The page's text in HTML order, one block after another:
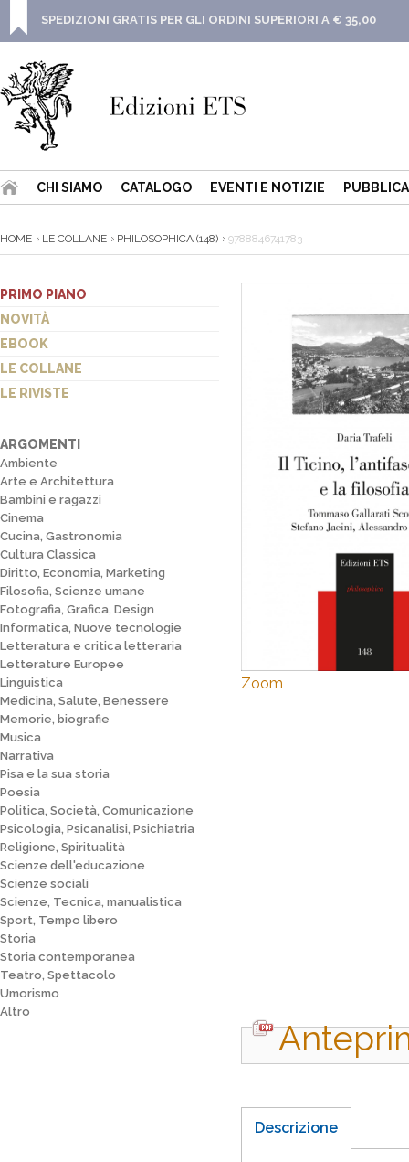
SPEDIZIONI GRATIS PER GLI ORDINI SUPERIORI A € 35,00
CHI SIAMO CATALOGO EVENTI E NOTIZIE
HOME LE COLLANE PHILOSOPHICA (148) 9788846741783
PRIMO PIANO
NOVITÀ
EBOOK
LE COLLANE
LE RIVISTE
ARGOMENTI
Ambiente
Arte e Architettura
Bambini e ragazzi
Cinema
Cucina, Gastronomia
Cultura Classica
Diritto, Economia, Marketing
Filosofia, Scienze umane
Fotografia, Grafica, Design
Informatica, Nuove tecnologie
Letteratura e critica letteraria
Letterature Europee
Linguistica
Medicina, Salute, Benessere
Memorie, biografie
Musica
Narrativa
Pisa e la sua storia
Poesia
Politica, Società, Comunicazione
Psicologia, Psicanalisi, Psichiatria
Religione, Spiritualità
Scienze dell'educazione
Scienze sociali
Scienze, Tecnica, manualistica
Sport, Tempo libero
Storia
Storia contemporanea
Teatro, Spettacolo
Umorismo
Altro
Zoom
Descrizione